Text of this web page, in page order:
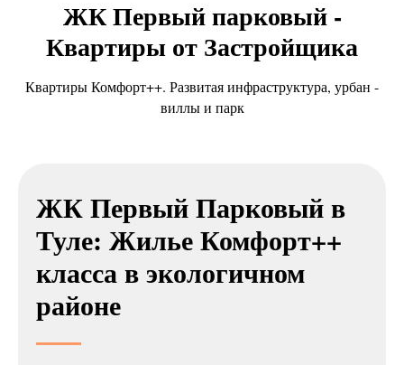
ЖК Первый парковый -
Квартиры от Застройщика
Квартиры Комфорт++. Развитая инфраструктура, урбан -
виллы и парк
ЖК Первый Парковый в
Туле: Жилье Комфорт++
класса в экологичном
районе